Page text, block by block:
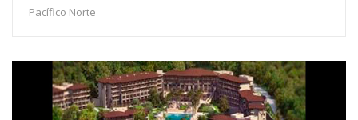
Pacífico Norte